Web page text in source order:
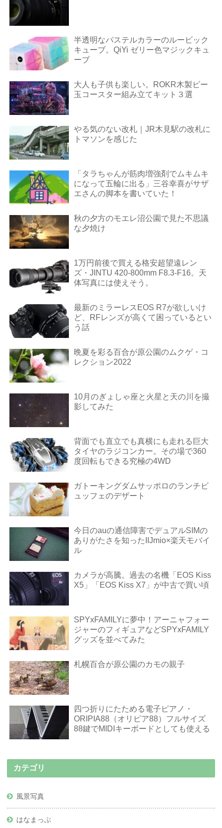
半透明なパステルカラーのルービック
キューブ。QiYi ゼリー色マジックキュ
ーブ
大人も子供も楽しい。ROKR木製ビー
玉コースター組み立てキット３選
やる気のない改札｜JR木見駅の改札に
トマソンを感じた
「タラちゃんが筋肉増強剤でムキムキ
になって五輪に出る」三谷幸喜がサザ
エさんの脚本を書いていた！
秋の夕方のモエレ沼公園で見た不思議
な夕焼け
1万円前後で買える格安超望遠レン
ズ・JINTU 420-800mm F8.3-F16。天
体写真には使えそう。
最新のミラーレスEOS R7が欲しいけ
ど、RFレンズが高くて困っているとい
う話
晩夏を彩る百合が原公園のムクゲ・コ
レクション2022
10月のぎょしゃ座と火星と天の川を撮
影してみた
背面でも直立でも真横にも走れる巨大
タイヤのラジコンカー。その場で360
度回転もできる究極の4WD
ガトーキングダムサッポロのランチビ
ュッフェのデザート
今日のauの通信障害でデュアルSIMの
ありがたさを知ったIIJmio×楽天モバイ
ル
カメラが高騰。過去の名機「EOS Kiss
X5」「EOS Kiss X7」が中古で買い頃
SPYxFAMILYに夢中！アーニャフォー
ジャーのフィギュアなどSPYxFAMILY
グッズを並べてみた
札幌百合が原公園のカモの親子
四つ折りにたためる電子ピアノ・
ORIPIA88（オリピア88）フルサイズ
88鍵でMIDIキーボードとしても使える
カテゴリ
風景写真
はなまっぷ